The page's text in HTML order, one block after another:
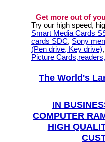
Get more out of
Try our high speed,
Smart Media Cards
cards SDC, Sony
(Pen drive, Key drive)
Picture
The World's
IN
COMPUTER
HIGH